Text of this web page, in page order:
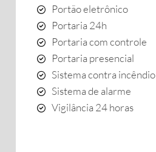
Portão eletrônico
Portaria 24h
Portaria com controle
Portaria presencial
Sistema contra incêndio
Sistema de alarme
Vigilância 24 horas